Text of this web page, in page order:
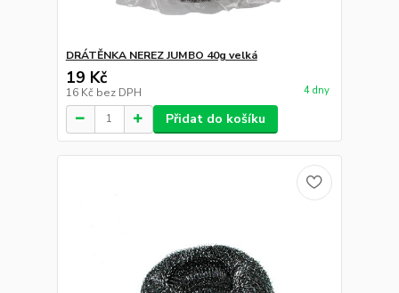
DRÁTĚNKA NEREZ JUMBO 40g velká
19 Kč
16 Kč bez DPH 4 dny
Přidat do košíku